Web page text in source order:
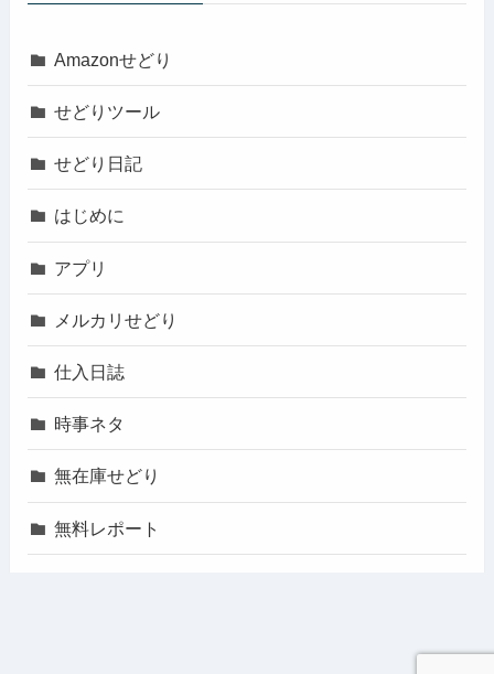
Amazonせどり
せどりツール
せどり日記
はじめに
アプリ
メルカリせどり
仕入日誌
時事ネタ
無在庫せどり
無料レポート